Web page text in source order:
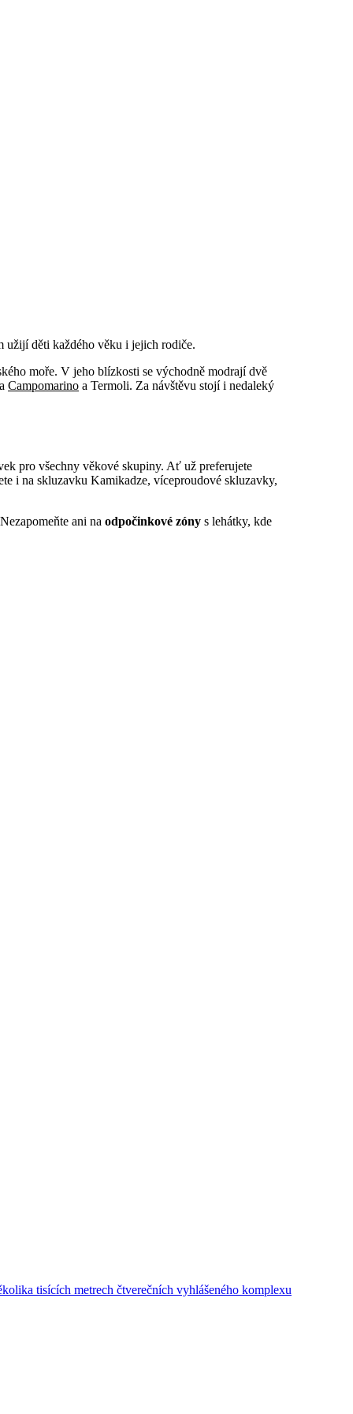
užijí děti každého věku i jejich rodiče.
moře. V jeho blízkosti se východně modrají dvě
Campomarino a Termoli. Za návštěvu stojí i nedaleký
pro všechny věkové skupiny. Ať už preferujete
i na skluzavku Kamikadze, víceproudové skluzavky,
ani na odpočinkové zóny s lehátky, kde
tisících metrech čtverečních vyhlášeného komplexu